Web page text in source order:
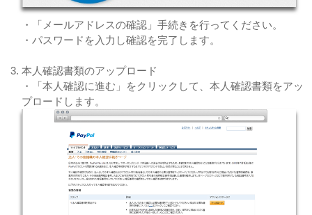
・「メールアドレスの確認」手続きを行ってください。
・パスワードを入力し確認を完了します。
本人確認書類のアップロード
・「本人確認に進む」をクリックして、本人確認書類をアッ
プロードします。